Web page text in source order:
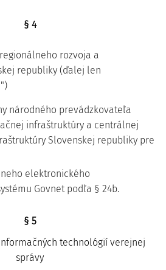
§ 4
rozvoja a
republiky (ďalej len
národného prevádzkovateľa
infraštruktúry a centrálnej
Slovenskej republiky pre
elektronického
Govnet podľa § 24b.
§ 5
technológií verejnej
správy